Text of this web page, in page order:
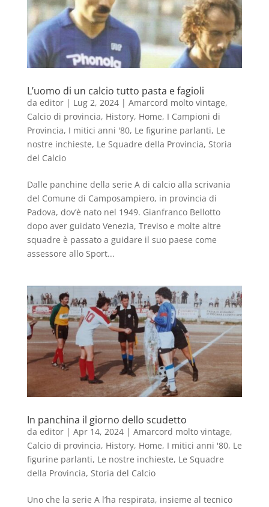
L’uomo di un calcio tutto pasta e fagioli
da editor| Lug 2, 2024| Amarcord molto vintage,
Calcio di provincia, History, Home, I Campioni di
Provincia, I mitici anni '80, Le figurine parlanti, Le
nostre inchieste, Le Squadre della Provincia, Storia
del Calcio
Dalle panchine della serie A di calcio alla scrivania
del Comune di Camposampiero, in provincia di
Padova, dov’è nato nel 1949. Gianfranco Bellotto
dopo aver guidato Venezia, Treviso e molte altre
squadre è passato a guidare il suo paese come
assessore allo Sport...
In panchina il giorno dello scudetto
da editor| Apr 14, 2024| Amarcord molto vintage,
Calcio di provincia, History, Home, I mitici anni '80, Le
figurine parlanti, Le nostre inchieste, Le Squadre
della Provincia, Storia del Calcio
Uno che la serie A l’ha respirata, insieme al tecnico